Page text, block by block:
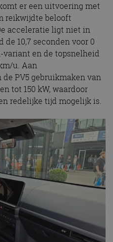
er een uitvoering met
reikwijdte belooft
acceleratie ligt niet in
10,7 seconden voor 0
variant en de topsnelheid
u. Aan
PV5 gebruikmaken van
tot 150 kW, waardoor
redelijke tijd mogelijk is.